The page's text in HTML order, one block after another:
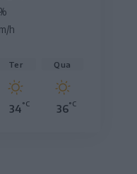
h
Ter
34°C
Qua
36°C